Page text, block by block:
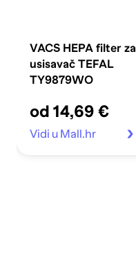
VACS HEPA filter za
usisavač TEFAL
TY9879WO
od 14,69 €
Vidi u Mall.hr